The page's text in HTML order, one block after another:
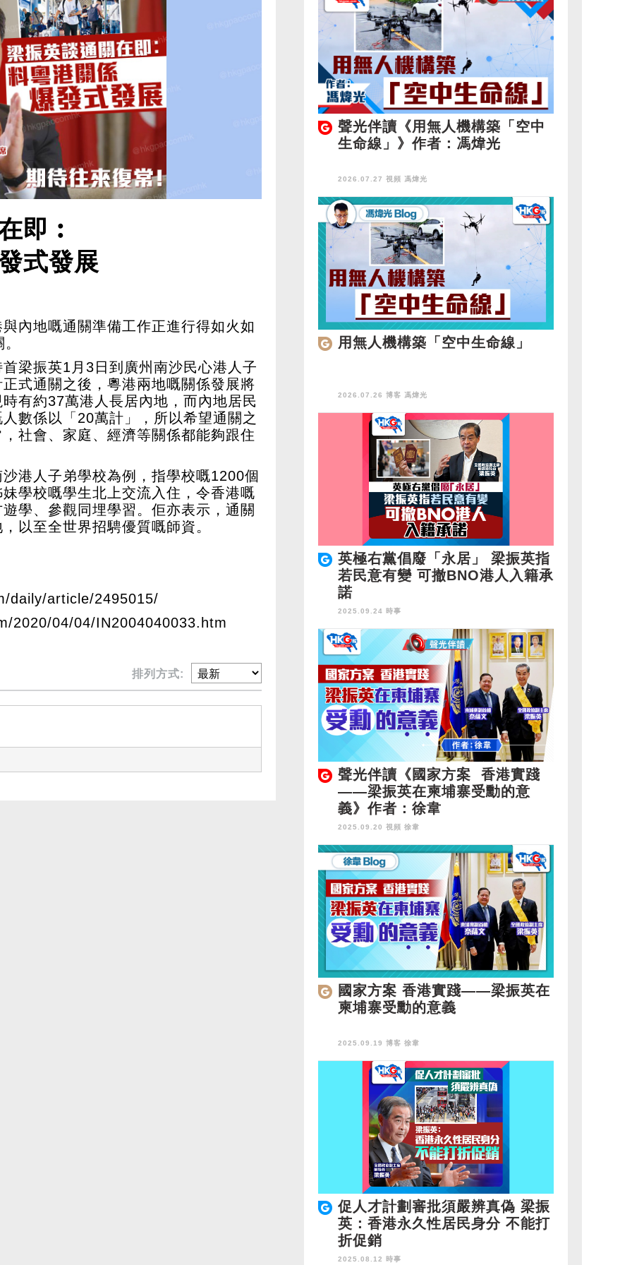
即︰
式發展
內地嘅通關準備工作正進行得如火如
梁振英1月3日到廣州南沙民心港人子
式通關之後，粵港兩地嘅關係發展將
有約37萬港人長居內地，而內地居民
數係以「20萬計」，所以希望通關之
社會、家庭、經濟等關係都能夠跟住
港人子弟學校為例，指學校嘅1200個
學校嘅學生北上交流入住，令香港嘅
學、參觀同埋學習。佢亦表示，通關
以至全世界招騁優質嘅師資。
daily/article/2495015/
2020/04/04/IN2004040033.htm
排列方式:
聲光伴讀《用無人機構築「空中
生命線」》作者：馮煒光
2026.07.27 視頻 馮煒光
用無人機構築「空中生命線」
2026.07.26 博客 馮煒光
英極右黨倡廢「永居」 梁振英指
若民意有變 可撤BNO港人入籍承
諾
2025.09.24 時事
聲光伴讀《國家方案 香港實踐
——梁振英在柬埔寨受勳的意
義》作者：徐韋
2025.09.20 視頻 徐韋
國家方案 香港實踐——梁振英在
柬埔寨受勳的意義
2025.09.19 博客 徐韋
促人才計劃審批須嚴辨真偽 梁振
英：香港永久性居民身分 不能打
折促銷
2025.08.12 時事